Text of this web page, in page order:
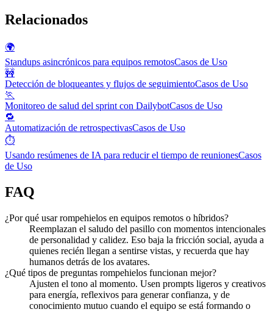
Relacionados
🌍
Standups asincrónicos para equipos remotosCasos de Uso
🚧
Detección de bloqueantes y flujos de seguimientoCasos de Uso
🏃
Monitoreo de salud del sprint con DailybotCasos de Uso
🔁
Automatización de retrospectivasCasos de Uso
⏱️
Usando resúmenes de IA para reducir el tiempo de reunionesCasos
de Uso
FAQ
¿Por qué usar rompehielos en equipos remotos o híbridos?
Reemplazan el saludo del pasillo con momentos intencionales
de personalidad y calidez. Eso baja la fricción social, ayuda a
quienes recién llegan a sentirse vistas, y recuerda que hay
humanos detrás de los avatares.
¿Qué tipos de preguntas rompehielos funcionan mejor?
Ajusten el tono al momento. Usen prompts ligeros y creativos
para energía, reflexivos para generar confianza, y de
conocimiento mutuo cuando el equipo se está formando o